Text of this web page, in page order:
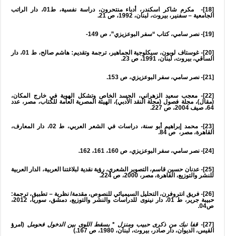
[18]- مكرم شاكر اسكندر، أدباء منتحرون، دراسة نفسية، ط01، دار الراتب
الجامعية – سفنير، بيروت، لبنان، 1992، ص 21.
[19]- نصر سامي، كتاب “سفر البوعزيزي”، ص 149-
[20]- غوستاف لوبون، سيكلوجية الجماهير، ترجمة وتقديم: هاشم صالح، ط 01، دار
الساقي، بيروت، لبنان، 1991، ص 23.
[21]- نصر سامي، سفر البوعزيزي، ص 153.
[22]- معجب سعيد الزهراني، الجسد الخاص وتشكل الهوية في خارج المكان،
(مقال)، مجلة فصول (مجلة النقد الأدبي)، الهيئة المصرية العامة للكتاب، مصر، عدد
64، صيف 2004، ص 227.
[23]- محمد إبراهيم أبو سنة، دراسات في الشعر العربي، ط 02، دار المعارف،
القاهرة، مصر، ص 84.
[24]- نصر سامي، سفر البوعزيزي، ص 160، 161، 162.
[25]- عدنان حسين قاسم، التصوير الشعري، رؤية نقدية لبلاغتنا العربية، الدار العربية
للنشر والتوزيع، القاهرة، مصر، 2000، ص 224.
[26]- فريق انتروفرن، التحليل السيميائي للنصوص، مقدمة/ نظرية – تطبيق، ترجمة:
حبيبة جرير، ط 01، دار نينوى للدراسات والنشر والتوزيع، دمشق، سوريا، 2012،
ص04.
[27]- قفا نبك من ذكرى حبيب ومنزل * بسقط اللوى بين الدخول فحومل (امرؤ
القيس، الديوان، دار صادر، بيروت، لبنان، 1980، ص 167.)